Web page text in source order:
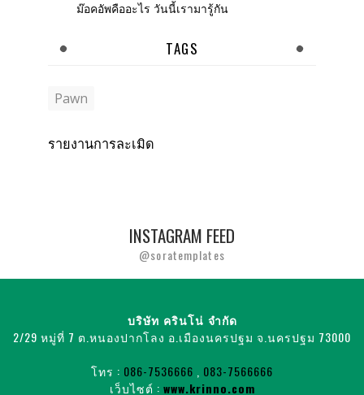
ม๊อคอัพคืออะไร วันนี้เรามารู้กัน
TAGS
Pawn
รายงานการละเมิด
INSTAGRAM FEED
@soratemplates
บริษัท ครินโน่ จำกัด
2/29 หมู่ที่ 7 ต.หนองปากโลง อ.เมืองนครปฐม จ.นครปฐม 73000
โทร : 086-7536666
083-7566666
เว็บไซต์ : www.krinno.com